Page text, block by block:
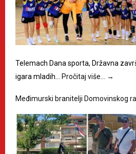
Telemach Dana sporta, Državna
igara mladih…
Pročitaj više… →
Međimurski branitelji Domovinskog